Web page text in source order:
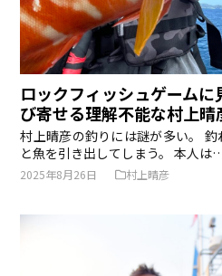
ロックフィッシュゲーム
び寄せる理解不能な村上
村上晴彦の釣りには謎が多い。
と魚を引き出してしまう。 本人は
2025年8月26日 村上晴彦